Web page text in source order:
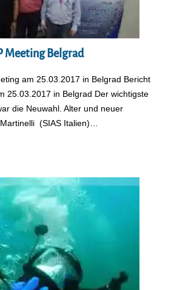
Meeting Belgrad
am 25.03.2017 in Belgrad Bericht
25.03.2017 in Belgrad Der wichtigste
die Neuwahl. Alter und neuer
(SIAS Italien)…